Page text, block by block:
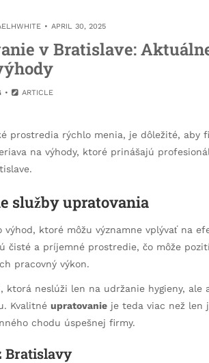
APRIL 30, 2025
v Bratislave:
ARTICLE
prostredia rýchlo menia, je dôležité, aby
na výhody, ktoré prinášajú
služby upratovania
výhod, ktoré môžu významne vplývať na
čisté a príjemné prostredie, čo môže
pracovný výkon.
ktorá neslúži len na udržanie hygieny, ale
Kvalitné upratovanie je teda viac než len
chodu úspešnej firmy.
Bratislavy